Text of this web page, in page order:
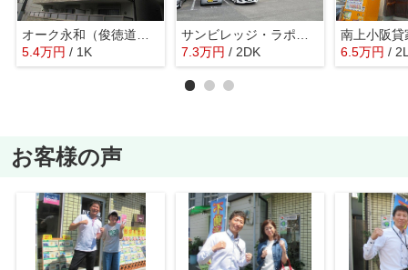
5.4万円 / 1K
7.3万円 / 2DK 6.5万円 /
お客様の声